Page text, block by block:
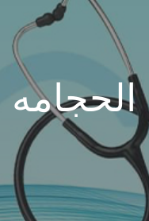
الحجامه